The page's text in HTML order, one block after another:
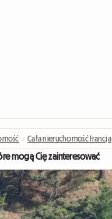
› Cała nieruchomość Francja
mogą Cię zainteresować